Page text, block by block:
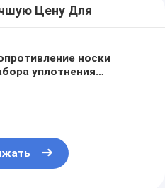
Цену Для
носки
уплотнения